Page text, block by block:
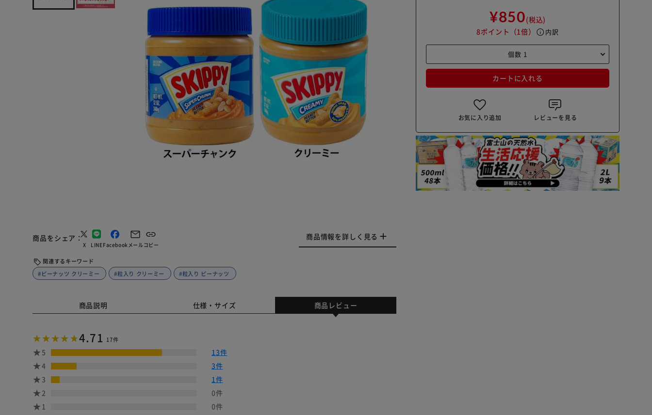
商品をシェア
X LINEFacebookメールコピー
商品情報を詳しく見る
関連するキーワード
#ピーナッツ クリーミー
#粒入り クリーミー #粒入り ピーナッツ
¥850(税込)
8ポイント （1倍） info 内訳
カートに入れる
お気に入り追加 レビューを見る
商品説明 仕様・サイズ 商品レビュー
4.71 17件
5
13件
4
3件
3
1件
2
0件
1
0件